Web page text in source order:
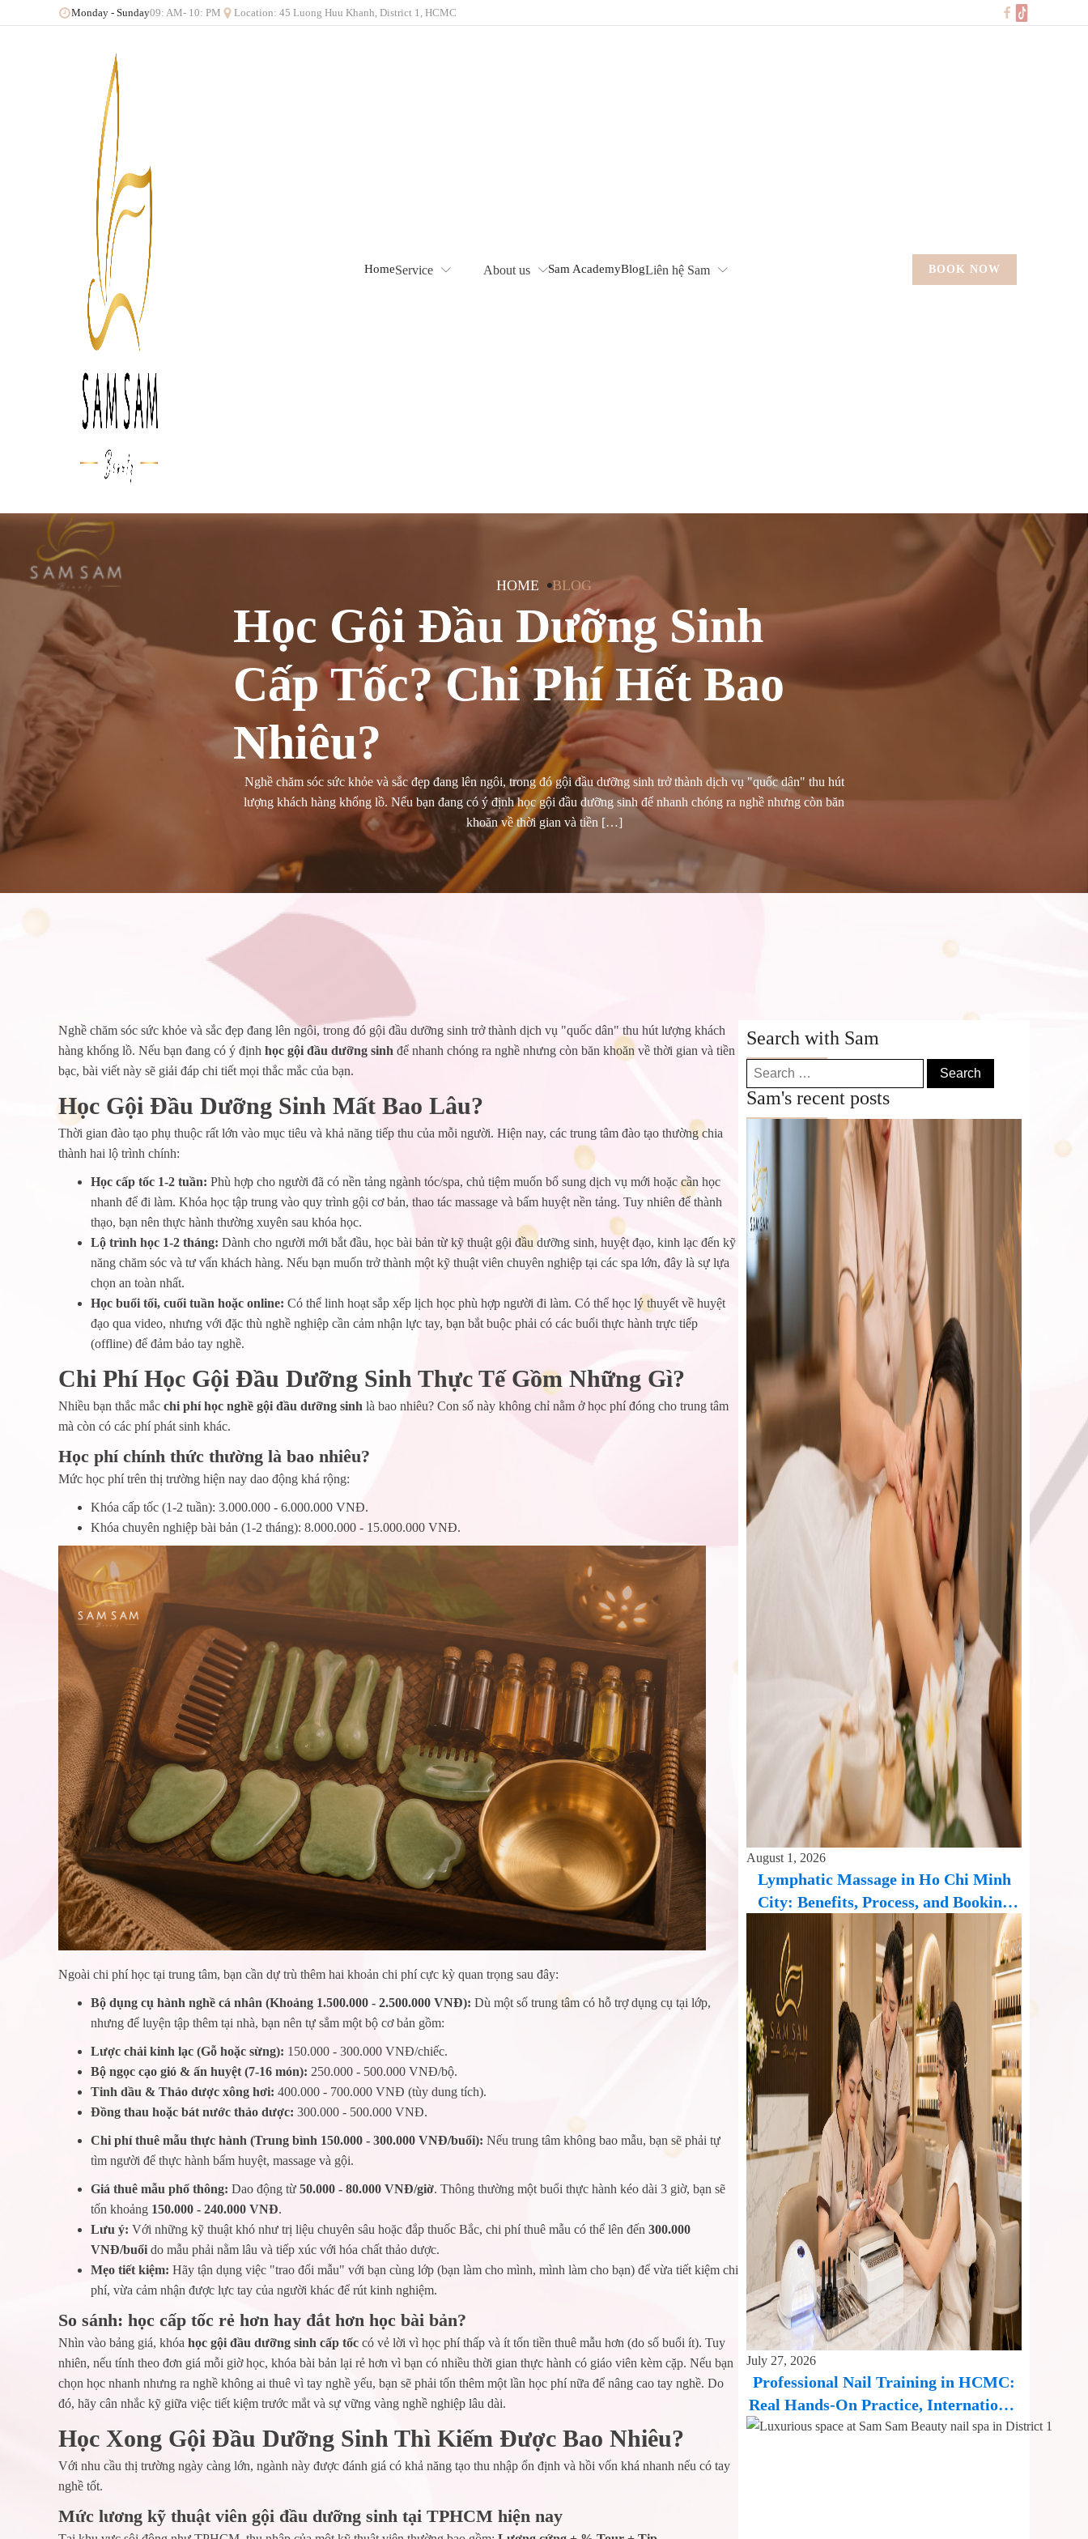
Monday - Sunday09: AM- 10: PM Location: 45 Luong Huu Khanh, District 1, HCMC
HomeService About us Sam AcademyBlogLiên hệ Sam BOOK NOW
HOME BLOG
Học Gội Đầu Dưỡng Sinh
Cấp Tốc? Chi Phí Hết Bao
Nhiêu?
Nghề chăm sóc sức khỏe và sắc đẹp đang lên ngôi, trong đó gội đầu dưỡng sinh trở thành dịch vụ "quốc dân" thu hút
lượng khách hàng khổng lồ. Nếu bạn đang có ý định học gội đầu dưỡng sinh để nhanh chóng ra nghề nhưng còn băn
khoăn về thời gian và tiền […]
Nghề chăm sóc sức khỏe và sắc đẹp đang lên ngôi, trong đó gội đầu dưỡng sinh trở thành dịch vụ "quốc dân" thu hút lượng khách
hàng khổng lồ. Nếu bạn đang có ý định học gội đầu dưỡng sinh để nhanh chóng ra nghề nhưng còn băn khoăn về thời gian và tiền
bạc, bài viết này sẽ giải đáp chi tiết mọi thắc mắc của bạn.
Học Gội Đầu Dưỡng Sinh Mất Bao Lâu?
Thời gian đào tạo phụ thuộc rất lớn vào mục tiêu và khả năng tiếp thu của mỗi người. Hiện nay, các trung tâm đào tạo thường chia
thành hai lộ trình chính:
Học cấp tốc 1-2 tuần: Phù hợp cho người đã có nền tảng ngành tóc/spa, chủ tiệm muốn bổ sung dịch vụ mới hoặc cần học
nhanh để đi làm. Khóa học tập trung vào quy trình gội cơ bản, thao tác massage và bấm huyệt nền tảng. Tuy nhiên để thành
thạo, bạn nên thực hành thường xuyên sau khóa học.
Lộ trình học 1-2 tháng: Dành cho người mới bắt đầu, học bài bản từ kỹ thuật gội đầu dưỡng sinh, huyệt đạo, kinh lạc đến kỹ
năng chăm sóc và tư vấn khách hàng. Nếu bạn muốn trở thành một kỹ thuật viên chuyên nghiệp tại các spa lớn, đây là sự lựa
chọn an toàn nhất.
Học buổi tối, cuối tuần hoặc online: Có thể linh hoạt sắp xếp lịch học phù hợp người đi làm. Có thể học lý thuyết về huyệt
đạo qua video, nhưng với đặc thù nghề nghiệp cần cảm nhận lực tay, bạn bắt buộc phải có các buổi thực hành trực tiếp
(offline) để đảm bảo tay nghề.
Chi Phí Học Gội Đầu Dưỡng Sinh Thực Tế Gồm Những Gì?
Nhiều bạn thắc mắc chi phí học nghề gội đầu dưỡng sinh là bao nhiêu? Con số này không chỉ nằm ở học phí đóng cho trung tâm
mà còn có các phí phát sinh khác.
Học phí chính thức thường là bao nhiêu?
Mức học phí trên thị trường hiện nay dao động khá rộng:
Khóa cấp tốc (1-2 tuần): 3.000.000 - 6.000.000 VNĐ.
Khóa chuyên nghiệp bài bản (1-2 tháng): 8.000.000 - 15.000.000 VNĐ.
Ngoài chi phí học tại trung tâm, bạn cần dự trù thêm hai khoản chi phí cực kỳ quan trọng sau đây:
Bộ dụng cụ hành nghề cá nhân (Khoảng 1.500.000 - 2.500.000 VNĐ): Dù một số trung tâm có hỗ trợ dụng cụ tại lớp,
nhưng để luyện tập thêm tại nhà, bạn nên tự sắm một bộ cơ bản gồm:
Lược chải kinh lạc (Gỗ hoặc sừng): 150.000 - 300.000 VNĐ/chiếc.
Bộ ngọc cạo gió & ấn huyệt (7-16 món): 250.000 - 500.000 VNĐ/bộ.
Tinh dầu & Thảo dược xông hơi: 400.000 - 700.000 VNĐ (tùy dung tích).
Đồng thau hoặc bát nước thảo dược: 300.000 - 500.000 VNĐ.
Chi phí thuê mẫu thực hành (Trung bình 150.000 - 300.000 VNĐ/buổi): Nếu trung tâm không bao mẫu, bạn sẽ phải tự
tìm người để thực hành bấm huyệt, massage và gội.
Giá thuê mẫu phổ thông: Dao động từ 50.000 - 80.000 VNĐ/giờ. Thông thường một buổi thực hành kéo dài 3 giờ, bạn sẽ
tốn khoảng 150.000 - 240.000 VNĐ.
Lưu ý: Với những kỹ thuật khó như trị liệu chuyên sâu hoặc đắp thuốc Bắc, chi phí thuê mẫu có thể lên đến 300.000
VNĐ/buổi do mẫu phải nằm lâu và tiếp xúc với hóa chất thảo dược.
Mẹo tiết kiệm: Hãy tận dụng việc "trao đổi mẫu" với bạn cùng lớp (bạn làm cho mình, mình làm cho bạn) để vừa tiết kiệm chi
phí, vừa cảm nhận được lực tay của người khác để rút kinh nghiệm.
So sánh: học cấp tốc rẻ hơn hay đắt hơn học bài bản?
Nhìn vào bảng giá, khóa học gội đầu dưỡng sinh cấp tốc có vẻ lời vì học phí thấp và ít tốn tiền thuê mẫu hơn (do số buổi ít). Tuy
nhiên, nếu tính theo đơn giá mỗi giờ học, khóa bài bản lại rẻ hơn vì bạn có nhiều thời gian thực hành có giáo viên kèm cặp. Nếu bạn
chọn học nhanh nhưng ra nghề không ai thuê vì tay nghề yếu, bạn sẽ phải tốn thêm một lần học phí nữa để nâng cao tay nghề. Do
đó, hãy cân nhắc kỹ giữa việc tiết kiệm trước mắt và sự vững vàng nghề nghiệp lâu dài.
Học Xong Gội Đầu Dưỡng Sinh Thì Kiếm Được Bao Nhiêu?
Với nhu cầu thị trường ngày càng lớn, ngành này được đánh giá có khả năng tạo thu nhập ổn định và hồi vốn khá nhanh nếu có tay
nghề tốt.
Mức lương kỹ thuật viên gội đầu dưỡng sinh tại TPHCM hiện nay
Search with Sam
Search
for:
Sam's recent posts
August 1, 2026
Lymphatic Massage in Ho Chi Minh
City: Benefits, Process, and Booking
Guide
July 27, 2026
Professional Nail Training in HCMC:
Real Hands-On Practice, International
Standard